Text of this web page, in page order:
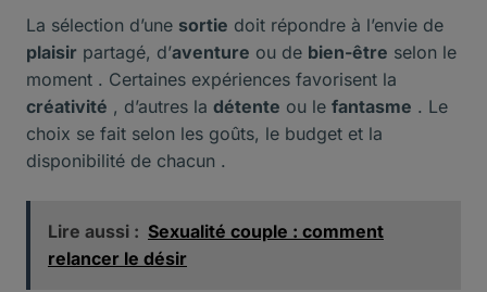
La sélection d’une sortie doit répondre à l’envie de
plaisir partagé, d’aventure ou de bien-être selon le
moment . Certaines expériences favorisent la
créativité , d’autres la détente ou le fantasme . Le
choix se fait selon les goûts, le budget et la
disponibilité de chacun .
Lire aussi : Sexualité couple : comment
relancer le désir